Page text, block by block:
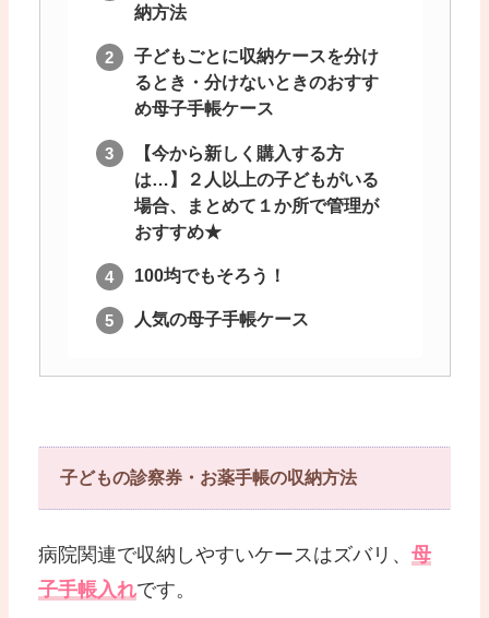
納方法
子どもごとに収納ケースを分け
るとき・分けないときのおすす
め母子手帳ケース
【今から新しく購入する方
は…】２人以上の子どもがいる
場合、まとめて１か所で管理が
おすすめ★
100均でもそろう！
人気の母子手帳ケース
子どもの診察券・お薬手帳の収納方法
病院関連で収納しやすいケースはズバリ、母
子手帳入れです。